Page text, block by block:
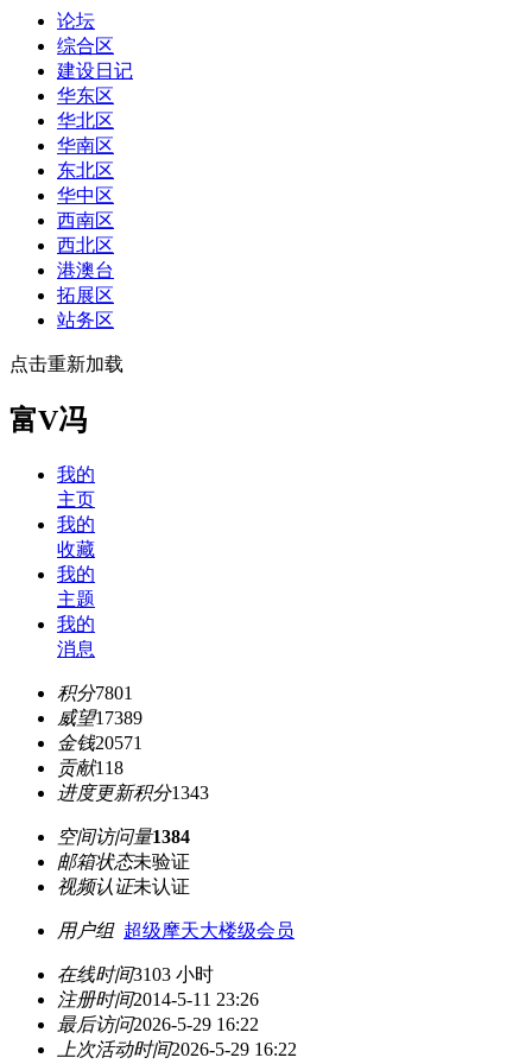
论坛
综合区
建设日记
华东区
华北区
华南区
东北区
华中区
西南区
西北区
港澳台
拓展区
站务区
点击重新加载
富V冯
我的
主页
我的
收藏
我的
主题
我的
消息
积分7801
威望17389
金钱20571
贡献118
进度更新积分1343
空间访问量1384
邮箱状态未验证
视频认证未认证
用户组 超级摩天大楼级会员
在线时间3103 小时
注册时间2014-5-11 23:26
最后访问2026-5-29 16:22
上次活动时间2026-5-29 16:22